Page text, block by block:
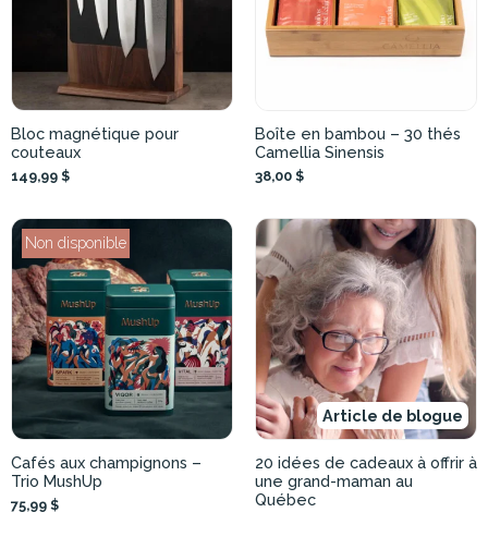
Bloc magnétique pour
couteaux
149,99 $
Boîte en bambou – 30 thés
Camellia Sinensis
38,00 $
Non disponible
Cafés aux champignons –
Trio MushUp
75,99 $
Article de blogue
20 idées de cadeaux à offrir à
une grand-maman au
Québec